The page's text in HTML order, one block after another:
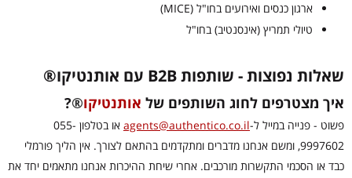
ארגון כנסים ואירועים בחו"ל (MICE)
טיולי תמריץ (אינסנטיב) בחו"ל
שאלות נפוצות - שותפות B2B עם אותנטיקו®
איך מצטרפים לחוג השותפים של אותנטיקו®
?
פשוט - פנייה במייל ל-agents@authentico.co.il
או בטלפון 055-
9997602, ומשם אנחנו מדברים ומתקדמים בהתאם לצורך. אין הליך פורמלי
כבד או הסכמי התקשרות מורכבים. אחרי שיחת ההיכרות אנחנו מתאמים יחד את